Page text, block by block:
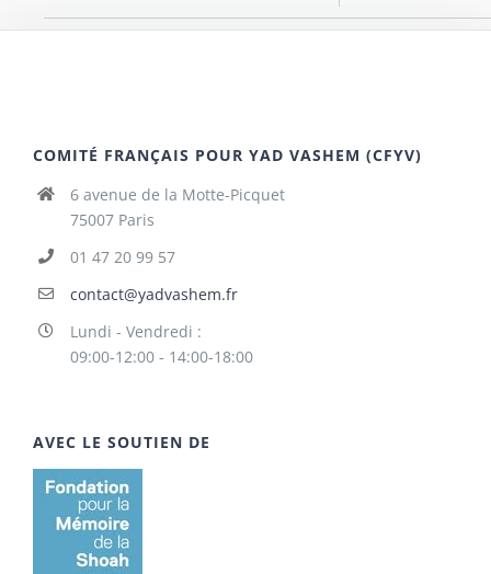
COMITÉ FRANÇAIS POUR YAD VASHEM (CFYV)
6 avenue de la Motte-Picquet
75007 Paris
01 47 20 99 57
contact@yadvashem.fr
Lundi - Vendredi :
09:00-12:00 - 14:00-18:00
AVEC LE SOUTIEN DE